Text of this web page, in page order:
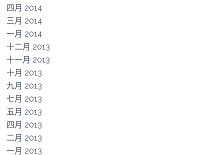
四月 2014
三月 2014
一月 2014
十二月 2013
十一月 2013
十月 2013
九月 2013
七月 2013
五月 2013
四月 2013
二月 2013
一月 2013